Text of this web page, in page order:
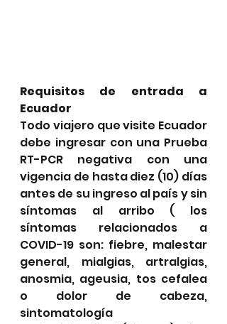
Requisitos de entrada a
Ecuador
Todo viajero que visite Ecuador
debe ingresar con una Prueba
RT-PCR negativa con una
vigencia de hasta diez (10) días
antes de su ingreso al país y sin
síntomas al arribo ( los
síntomas relacionados a
COVID-19 son: fiebre, malestar
general, mialgias, artralgias,
anosmia, ageusia, tos cefalea
o dolor de cabeza,
sintomatología